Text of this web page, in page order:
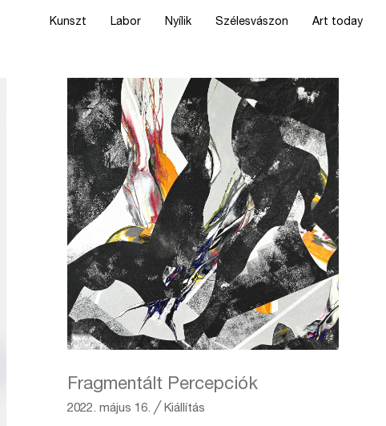
Kunszt Labor Nyílik Szélesvászon Art today
Fragmentált Percepciók
2022. május 16. ╱ Kiállítás